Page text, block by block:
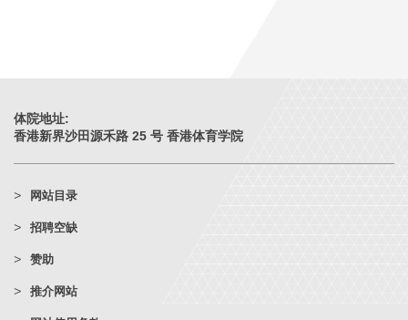
体院地址:
香港新界沙田源禾路 25 号 香港体育学院
网站目录
招聘空缺
赞助
推介网站